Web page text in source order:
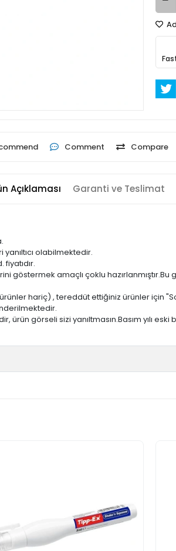
Comment Compare
Açıklaması Garanti ve Teslimat
olabilmektedir.
göstermek amaçlı çoklu
ürünler hariç) , tereddüt ettiğiniz ürünler için
görseli sizi yanıltmasın.Basım yılı